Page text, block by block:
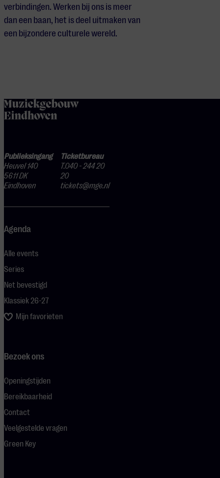
verbindingen. Werken bij ons is meer
dan een baan, het is deel uitmaken van
een bijzondere culturele wereld.
Publieksingang
Heuvel 140
5611 DK
Eindhoven
Ticketbureau
T.040 - 244 20
20
tickets@mge.nl
Agenda
Alle events
Series
Net bevestigd
Klassiek 26-27
Mijn favorieten
Bezoek ons
Openingstijden
Bereikbaarheid
Contact
Veelgestelde vragen
Green Key